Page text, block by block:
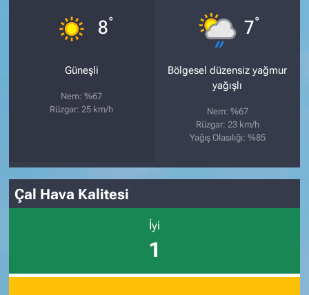
8°
Güneşli
Nem: %67
Rüzgar: 25 km/h
7°
Bölgesel düzensiz yağmur
yağışlı
Nem: %67
Rüzgar: 23 km/h
Yağış Olasılığı: %85
Çal Hava Kalitesi
İyi
1